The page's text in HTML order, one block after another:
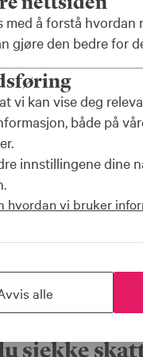
hva
kun for deg som er
sjekke
med å forstå hvordan
gjøre den bedre for
vi kan vise deg
både på
innstillingene dine
hvordan vi bruker
alle